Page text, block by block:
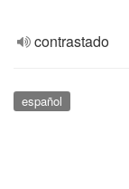
contrastado
español